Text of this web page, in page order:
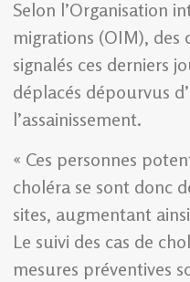
Selon l’Organisation
migrations (OIM), des
signalés ces derniers
déplacés dépourvus
l’assainissement.
« Ces personnes
choléra se sont donc
sites, augmentant
Le suivi des cas de
mesures préventives